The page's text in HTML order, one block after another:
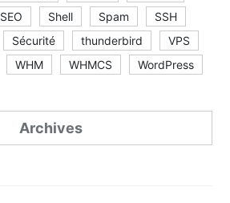
SEO Shell Spam
SSH
Sécurité thunderbird
VPS
WHM WHMCS WordPress
Archives